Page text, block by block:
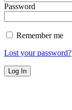
Password
Remember me
Lost your password?